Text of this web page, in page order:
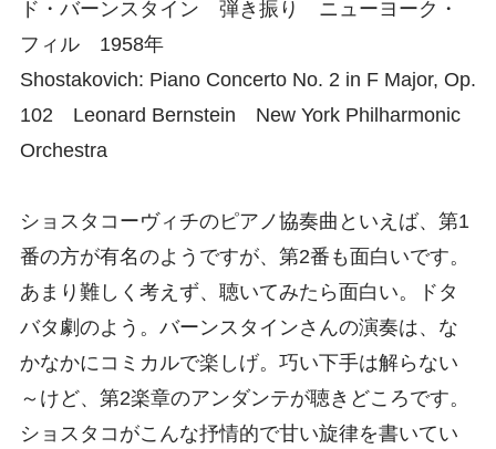
ド・バーンスタイン 弾き振り ニューヨーク・
フィル 1958年
Shostakovich: Piano Concerto No. 2 in F Major, Op.
102 Leonard Bernstein New York Philharmonic
Orchestra
ショスタコーヴィチのピアノ協奏曲といえば、第1
番の方が有名のようですが、第2番も面白いです。
あまり難しく考えず、聴いてみたら面白い。ドタ
バタ劇のよう。バーンスタインさんの演奏は、な
かなかにコミカルで楽しげ。巧い下手は解らない
～けど、第2楽章のアンダンテが聴きどころです。
ショスタコがこんな抒情的で甘い旋律を書いてい